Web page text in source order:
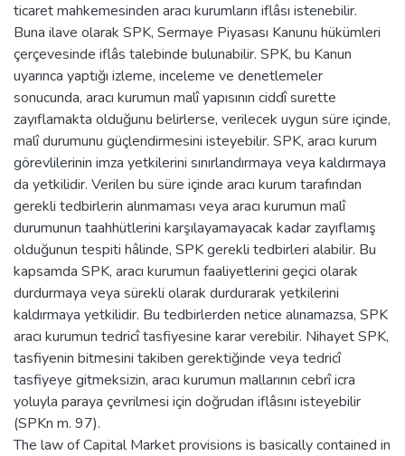
ticaret mahkemesinden aracı kurumların iflâsı istenebilir.
Buna ilave olarak SPK, Sermaye Piyasası Kanunu hükümleri
çerçevesinde iflâs talebinde bulunabilir. SPK, bu Kanun
uyarınca yaptığı izleme, inceleme ve denetlemeler
sonucunda, aracı kurumun malî yapısının ciddî surette
zayıflamakta olduğunu belirlerse, verilecek uygun süre içinde,
malî durumunu güçlendirmesini isteyebilir. SPK, aracı kurum
görevlilerinin imza yetkilerini sınırlandırmaya veya kaldırmaya
da yetkilidir. Verilen bu süre içinde aracı kurum tarafından
gerekli tedbirlerin alınmaması veya aracı kurumun malî
durumunun taahhütlerini karşılayamayacak kadar zayıflamış
olduğunun tespiti hâlinde, SPK gerekli tedbirleri alabilir. Bu
kapsamda SPK, aracı kurumun faaliyetlerini geçici olarak
durdurmaya veya sürekli olarak durdurarak yetkilerini
kaldırmaya yetkilidir. Bu tedbirlerden netice alınamazsa, SPK
aracı kurumun tedricî tasfiyesine karar verebilir. Nihayet SPK,
tasfiyenin bitmesini takiben gerektiğinde veya tedricî
tasfiyeye gitmeksizin, aracı kurumun mallarının cebrî icra
yoluyla paraya çevrilmesi için doğrudan iflâsını isteyebilir
(SPKn m. 97).
The law of Capital Market provisions is basically contained in